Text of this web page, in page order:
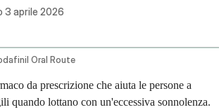
3 aprile 2026
Oral Route
da prescrizione che aiuta le persone a
quando lottano con un'eccessiva sonnolenza.